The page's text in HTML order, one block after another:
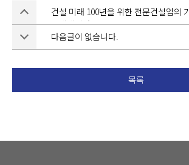
건설 미래 100년을 위한 전문건설업의
국제세미나
다음글이 없습니다.
목록